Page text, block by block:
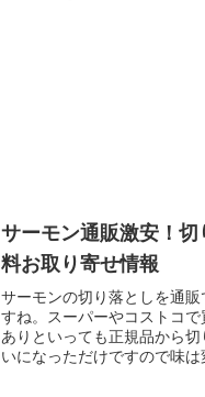
サーモン通販激安！
料お取り寄せ情報
サーモンの切り落としを通
すね。スーパーやコストコ
ありといっても正規品から
いになっただけですので味